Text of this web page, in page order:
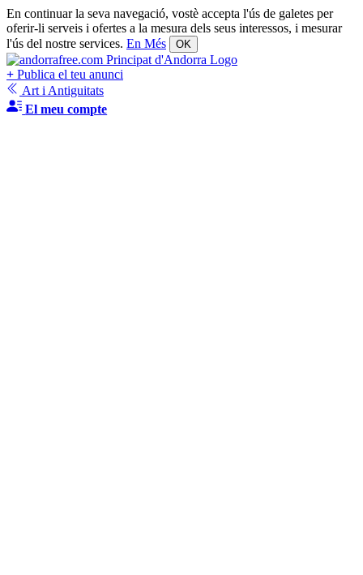
En continuar la seva navegació, vostè accepta l'ús de galetes per
oferir-li serveis i ofertes a la mesura dels seus interessos, i mesurar
l'ús del nostre services. En Més OK
+ Publica el teu anunci
Art i Antiguitats
El meu compte